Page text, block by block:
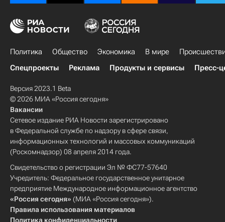
Политика Общество Экономика В мире
Спецпроекты
Реклама Продукты и сервисы Пресс-
Версия 2023.1 Beta
© 2026 МИА «Россия сегодня»
Вакансии
Сетевое издание РИА Новости зарегистрировано
в Федеральной службе по надзору в сфере связи,
информационных технологий и массовых коммуникаций
(Роскомнадзор) 08 апреля 2014 года.
Свидетельство о регистрации Эл № ФС77-57640
Учредитель: Федеральное государственное унитарное
предприятие Международное информационное агентство
«Россия сегодня» (МИА «Россия сегодня»).
Правила использования материалов
Политика конфиденциальности